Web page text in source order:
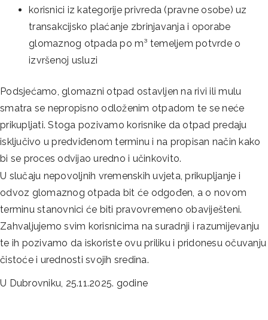
korisnici iz kategorije privreda (pravne osobe) uz
transakcijsko plaćanje zbrinjavanja i oporabe
glomaznog otpada po m³ temeljem potvrde o
izvršenoj usluzi
Podsjećamo, glomazni otpad ostavljen na rivi ili mulu
smatra se nepropisno odloženim otpadom te se neće
prikupljati. Stoga pozivamo korisnike da otpad predaju
isključivo u predviđenom terminu i na propisan način kako
bi se proces odvijao uredno i učinkovito.
U slučaju nepovoljnih vremenskih uvjeta, prikupljanje i
odvoz glomaznog otpada bit će odgođen, a o novom
terminu stanovnici će biti pravovremeno obaviješteni.
Zahvaljujemo svim korisnicima na suradnji i razumijevanju
te ih pozivamo da iskoriste ovu priliku i pridonesu očuvanju
čistoće i urednosti svojih sredina.
U Dubrovniku, 25.11.2025. godine